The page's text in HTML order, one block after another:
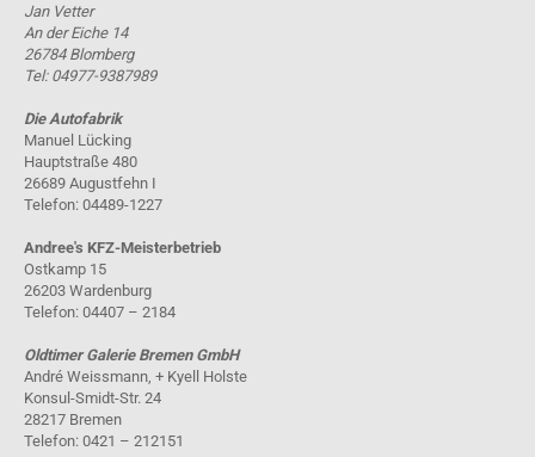
Jan Vetter
An der Eiche 14
26784 Blomberg
Tel: 04977-9387989
Die Autofabrik
Manuel Lücking
Hauptstraße 480
26689 Augustfehn I
Telefon: 04489-1227
Andree's KFZ-Meisterbetrieb
Ostkamp 15
26203 Wardenburg
Telefon: 04407 – 2184
Oldtimer Galerie Bremen GmbH
André Weissmann, + Kyell Holste
Konsul-Smidt-Str. 24
28217 Bremen
Telefon: 0421 – 212151